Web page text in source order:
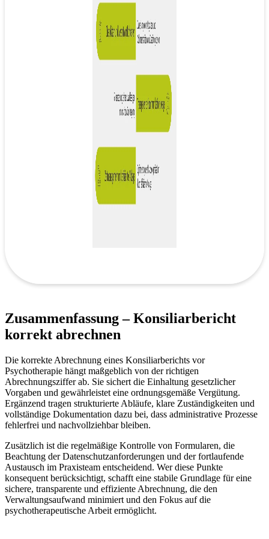
Zusammenfassung – Konsiliarbericht
korrekt abrechnen
Die korrekte Abrechnung eines Konsiliarberichts vor
Psychotherapie hängt maßgeblich von der richtigen
Abrechnungsziffer ab. Sie sichert die Einhaltung gesetzlicher
Vorgaben und gewährleistet eine ordnungsgemäße Vergütung.
Ergänzend tragen strukturierte Abläufe, klare Zuständigkeiten und
vollständige Dokumentation dazu bei, dass administrative Prozesse
fehlerfrei und nachvollziehbar bleiben.
Zusätzlich ist die regelmäßige Kontrolle von Formularen, die
Beachtung der Datenschutzanforderungen und der fortlaufende
Austausch im Praxisteam entscheidend. Wer diese Punkte
konsequent berücksichtigt, schafft eine stabile Grundlage für eine
sichere, transparente und effiziente Abrechnung, die den
Verwaltungsaufwand minimiert und den Fokus auf die
psychotherapeutische Arbeit ermöglicht.